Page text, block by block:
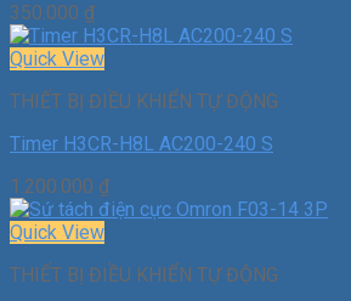
350.000 ₫
Quick View
THIẾT BỊ ĐIỀU KHIỂN TỰ ĐỘNG
Timer H3CR-H8L AC200-240 S
1.200.000 ₫
Quick View
THIẾT BỊ ĐIỀU KHIỂN TỰ ĐỘNG